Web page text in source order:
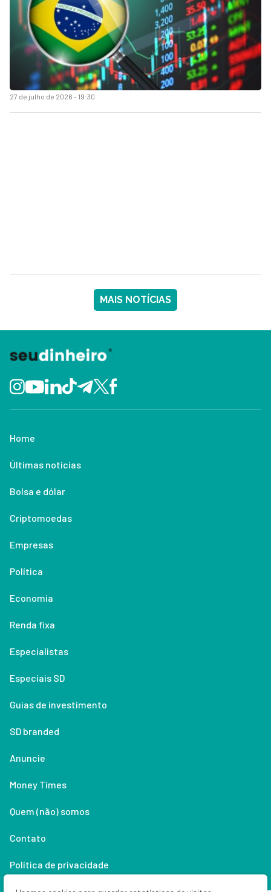
27 de julho de 2026 - 19:30
MAIS NOTÍCIAS
Home
Últimas notícias
Bolsa e dólar
Criptomoedas
Empresas
Política
Economia
Renda fixa
Especialistas
Especiais SD
Guias de investimento
SD branded
Anuncie
Money Times
Quem (não) somos
Contato
Política de privacidade